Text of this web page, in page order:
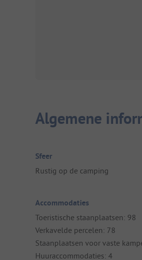
Algemene
Sfeer
Rustig op de camping
Accommodaties
Toeristische staanplaatsen: 98
Verkavelde percelen: 78
Staanplaatsen voor vaste
Huuraccommodaties: 4